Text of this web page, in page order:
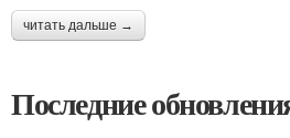
читать дальше →
Последние